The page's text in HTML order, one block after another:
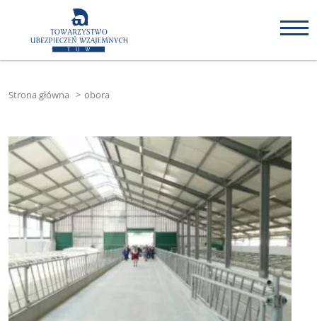
Strona główna > obora